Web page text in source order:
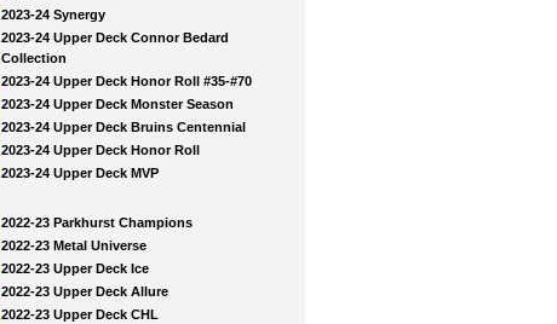
2023-24 Synergy
2023-24 Upper Deck Connor Bedard
Collection
2023-24 Upper Deck Honor Roll #35-#70
2023-24 Upper Deck Monster Season
2023-24 Upper Deck Bruins Centennial
2023-24 Upper Deck Honor Roll
2023-24 Upper Deck MVP
2022-23 Parkhurst Champions
2022-23 Metal Universe
2022-23 Upper Deck Ice
2022-23 Upper Deck Allure
2022-23 Upper Deck CHL